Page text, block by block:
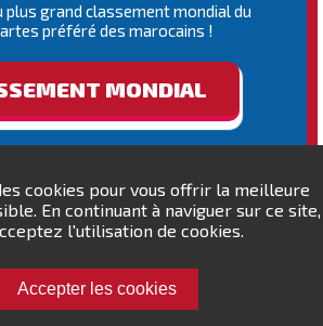
cookies pour vous offrir la meilleure
En continuant à naviguer sur ce site,
l'utilisation de cookies.
Accepter les cookies
plus grand classement mondial du
préféré des marocains !
MONDIAL